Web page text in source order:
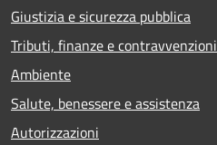
Giustizia e sicurezza pubblica
Tributi, finanze e contravvenzioni
Ambiente
Salute, benessere e assistenza
Autorizzazioni